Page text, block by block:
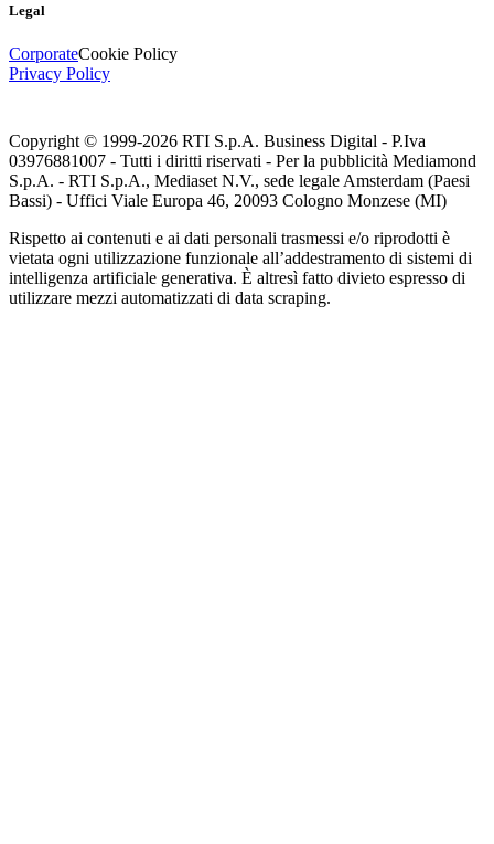
Legal
CorporateCookie Policy
Privacy Policy
Copyright © 1999-2026 RTI S.p.A. Business Digital - P.Iva
03976881007 - Tutti i diritti riservati - Per la pubblicità Mediamond
S.p.A. - RTI S.p.A., Mediaset N.V., sede legale Amsterdam (Paesi
Bassi) - Uffici Viale Europa 46, 20093 Cologno Monzese (MI)
Rispetto ai contenuti e ai dati personali trasmessi e/o riprodotti è
vietata ogni utilizzazione funzionale all’addestramento di sistemi di
intelligenza artificiale generativa. È altresì fatto divieto espresso di
utilizzare mezzi automatizzati di data scraping.